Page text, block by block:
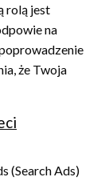
rolą jest
na
że Twoja
(Search Ads)